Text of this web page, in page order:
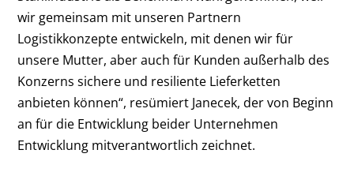
wir gemeinsam mit unseren Partnern
Logistikkonzepte entwickeln, mit denen wir für
unsere Mutter, aber auch für Kunden außerhalb des
Konzerns sichere und resiliente Lieferketten
anbieten können“, resümiert Janecek, der von Beginn
an für die Entwicklung beider Unternehmen
Entwicklung mitverantwortlich zeichnet.